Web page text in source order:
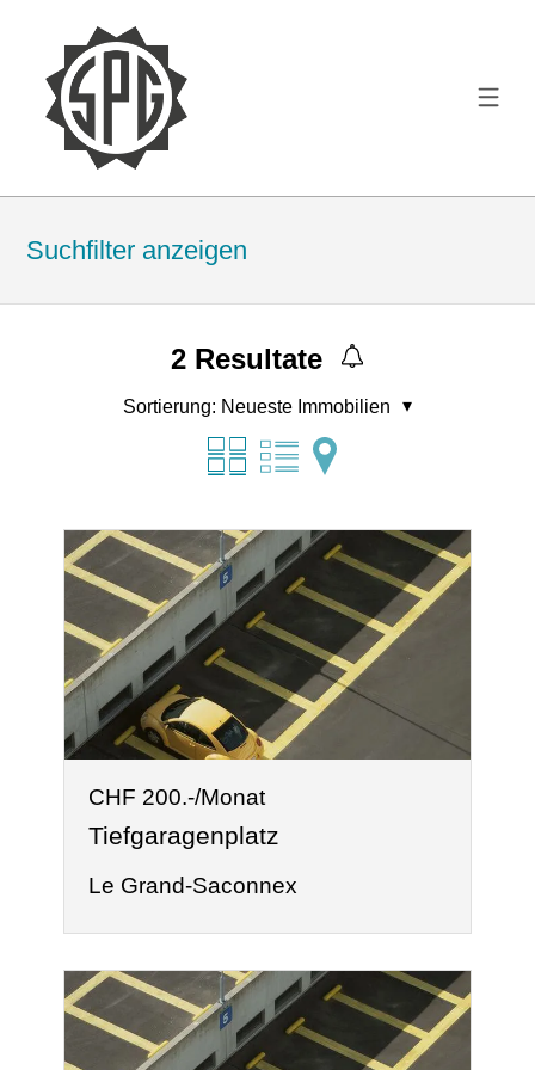
Suchfilter anzeigen
2Resultate
Sortierung: Neueste Immobilien
CHF 200.-/Monat
Tiefgaragenplatz
Le Grand-Saconnex